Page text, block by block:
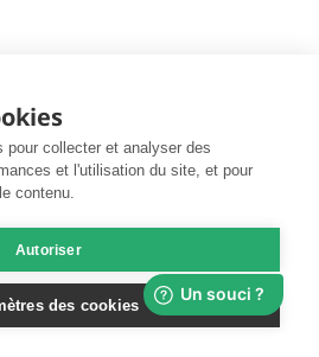
pour collecter et analyser des
et l'utilisation du site, et pour
contenu.
Autoriser
des cookies
Livraison gratuite